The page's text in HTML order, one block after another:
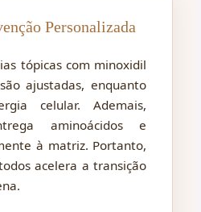
Personalizada
tópicas com minoxidil
ajustadas, enquanto
celular. Ademais,
aminoácidos e
à matriz. Portanto,
acelera a transição